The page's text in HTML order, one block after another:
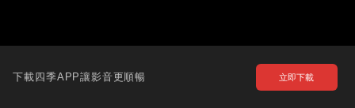
下載四季APP讓影音更順暢 立即下載